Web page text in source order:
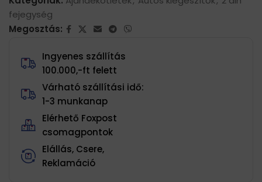
fejegység
Megosztás:
Ingyenes szállítás
100.000,-ft felett
Várható szállítási idő:
1-3 munkanap
Elérhető Foxpost
csomagpontok
Elállás, Csere,
Reklamáció